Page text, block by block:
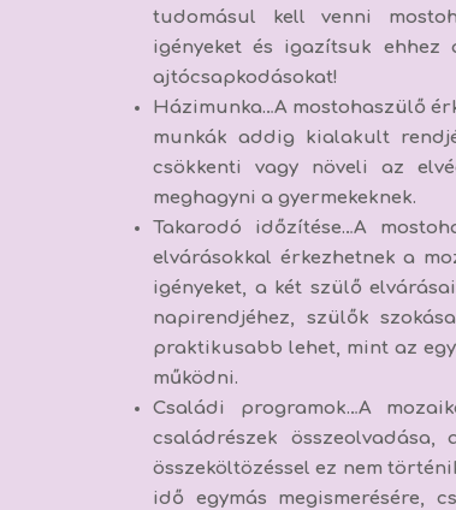
tudomásul kell venni
igényeket és igazítsuk
ajtócsapkodásokat!
Házimunka…A mostohaszülő
munkák addig kialakult
csökkenti vagy növeli az
meghagyni a gyermekeknek.
Takarodó időzítése…A
elvárásokkal érkezhetnek a
igényeket, a két szülő
napirendjéhez, szülők
praktikusabb lehet, mint az
működni.
Családi programok…A
családrészek
összeköltözéssel ez nem
idő egymás megismerésére,